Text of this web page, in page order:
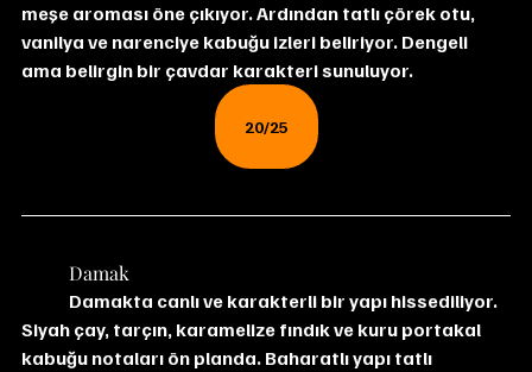
meşe aroması öne çıkıyor. Ardından tatlı çörek otu,
vanilya ve narenciye kabuğu izleri beliriyor. Dengeli
ama belirgin bir çavdar karakteri sunuluyor.
20/25
	Damak
Siyah çay, tarçın, karamelize fındık ve kuru portakal
kabuğu notaları ön planda. Baharatlı yapı tatlı